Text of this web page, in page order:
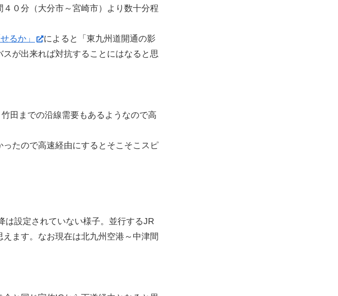
０分（大分市～宮崎市）より数十分程
るか」
によると「東九州道開通の影
が出来れば対抗することにはなると思
田までの沿線需要もあるようなので高
たので高速経由にするとそこそこスピ
は設定されていない様子。並行するJR
ます。なお現在は北九州空港～中津間